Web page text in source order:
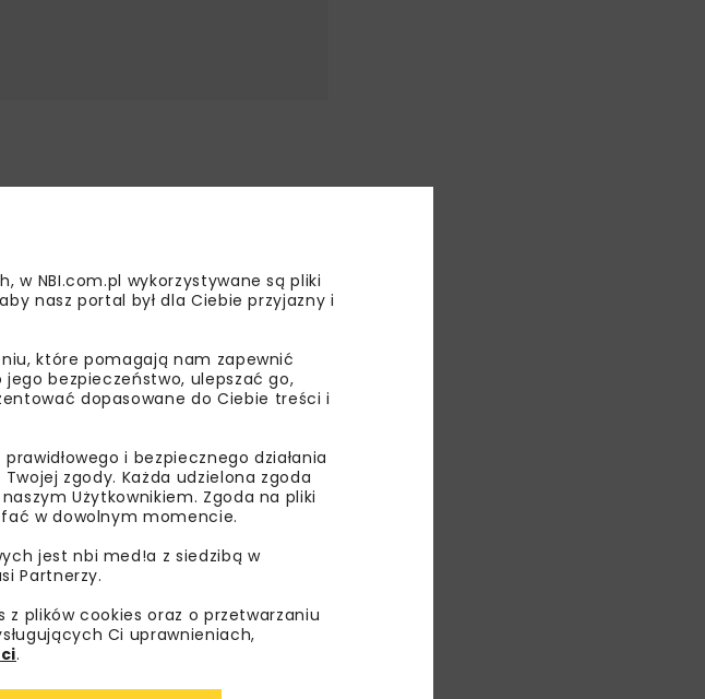
eksperci naukowi – profesor
oraz dr Kinga Krauze z Regionalnego
jakość wód oraz adaptację do zmian
rozwiązania –
retencji wodnej.
w NBI.com.pl wykorzystywane są pliki
nasz portal był dla Ciebie przyjazny i
które pomagają nam zapewnić
bezpieczeństwo, ulepszać go,
dopasowane do Ciebie treści i
i bezpiecznego działania
zgody. Każda udzielona zgoda
Użytkownikiem. Zgoda na pliki
w dowolnym momencie.
jest nbi med!a z siedzibą w
Partnerzy.
plików cookies oraz o przetwarzaniu
Ci uprawnieniach,
.